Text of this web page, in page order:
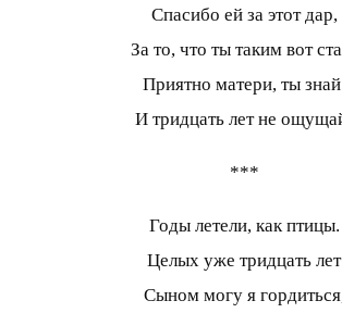
Спасибо ей за этот дар,
За то, что ты таким вот
Приятно матери, ты
И тридцать лет не
***
Годы летели, как птицы.
Целых уже тридцать лет
Сыном могу я